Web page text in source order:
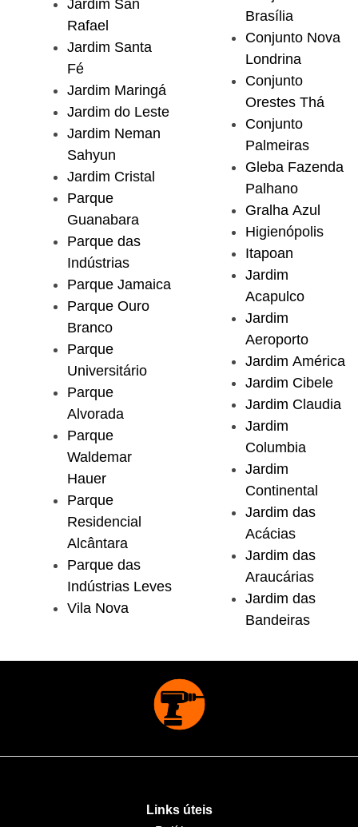
Jardim San
Rafael
Jardim Santa
Fé
Jardim Maringá
Jardim do Leste
Jardim Neman
Sahyun
Jardim Cristal
Parque
Guanabara
Parque das
Indústrias
Parque Jamaica
Parque Ouro
Branco
Parque
Universitário
Parque
Alvorada
Parque
Waldemar
Hauer
Parque
Residencial
Alcântara
Parque das
Indústrias Leves
Vila Nova
Brasília
Conjunto Nova
Londrina
Conjunto
Orestes Thá
Conjunto
Palmeiras
Gleba Fazenda
Palhano
Gralha Azul
Higienópolis
Itapoan
Jardim
Acapulco
Jardim
Aeroporto
Jardim América
Jardim Cibele
Jardim Claudia
Jardim
Columbia
Jardim
Continental
Jardim das
Acácias
Jardim das
Araucárias
Jardim das
Bandeiras
Links úteis